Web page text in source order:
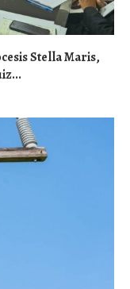
Stella Maris,